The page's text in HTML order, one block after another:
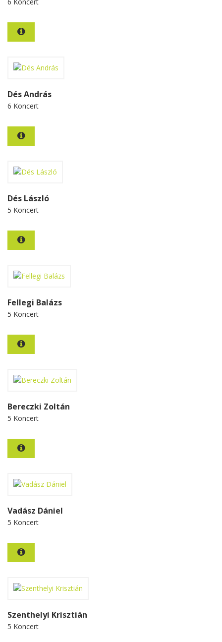
Dés András
6 Koncert
Dés László
5 Koncert
Fellegi Balázs
5 Koncert
Bereczki Zoltán
5 Koncert
Vadász Dániel
5 Koncert
Szenthelyi Krisztián
5 Koncert